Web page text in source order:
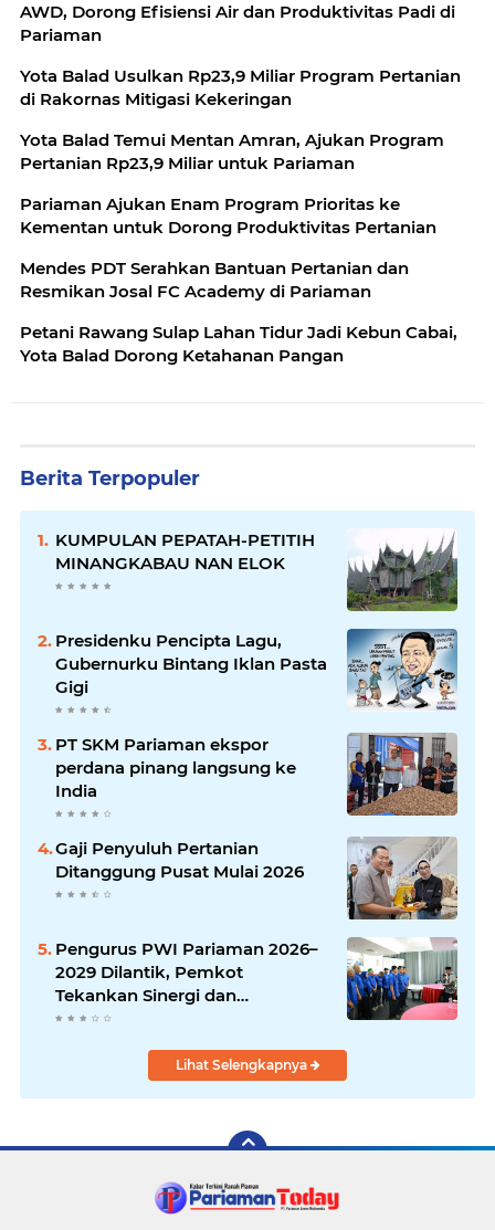
AWD, Dorong Efisiensi Air dan Produktivitas Padi di
Pariaman
Yota Balad Usulkan Rp23,9 Miliar Program Pertanian
di Rakornas Mitigasi Kekeringan
Yota Balad Temui Mentan Amran, Ajukan Program
Pertanian Rp23,9 Miliar untuk Pariaman
Pariaman Ajukan Enam Program Prioritas ke
Kementan untuk Dorong Produktivitas Pertanian
Mendes PDT Serahkan Bantuan Pertanian dan
Resmikan Josal FC Academy di Pariaman
Petani Rawang Sulap Lahan Tidur Jadi Kebun Cabai,
Yota Balad Dorong Ketahanan Pangan
Berita Terpopuler
KUMPULAN PEPATAH-PETITIH
MINANGKABAU NAN ELOK
Presidenku Pencipta Lagu,
Gubernurku Bintang Iklan Pasta
Gigi
PT SKM Pariaman ekspor
perdana pinang langsung ke
India
Gaji Penyuluh Pertanian
Ditanggung Pusat Mulai 2026
Pengurus PWI Pariaman 2026–
2029 Dilantik, Pemkot
Tekankan Sinergi dan
Profesionalisme Pers
Lihat Selengkapnya